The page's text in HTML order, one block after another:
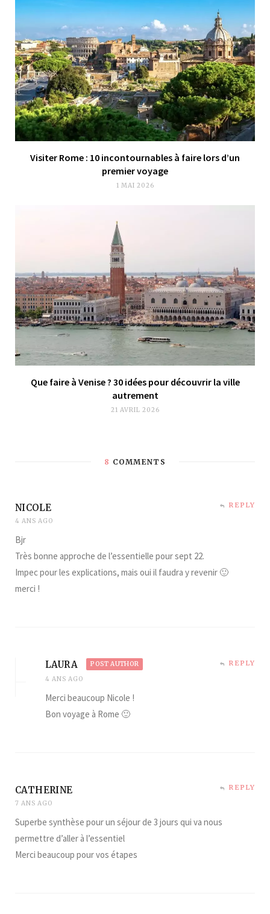
Visiter Rome : 10 incontournables à faire lors d’un
premier voyage
1 MAI 2026
Que faire à Venise ? 30 idées pour découvrir la ville
autrement
21 AVRIL 2026
8 COMMENTS
NICOLE
4 ANS AGO
REPLY
Bjr
Très bonne approche de l’essentielle pour sept 22.
Impec pour les explications, mais oui il faudra y revenir 🙂
merci !
LAURA
POST AUTHOR
4 ANS AGO
REPLY
Merci beaucoup Nicole !
Bon voyage à Rome 🙂
CATHERINE
7 ANS AGO
REPLY
Superbe synthèse pour un séjour de 3 jours qui va nous
permettre d’aller à l’essentiel
Merci beaucoup pour vos étapes